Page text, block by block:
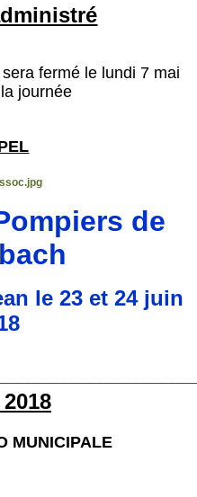
fermé le lundi 7 mai
journée
de
le 23 et 24 juin
MUNICIPALE